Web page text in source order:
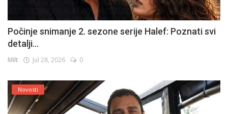
Počinje snimanje 2. sezone serije Halef: Poznati svi
detalji...
Milt Jul 28, 2026 0
Novosti